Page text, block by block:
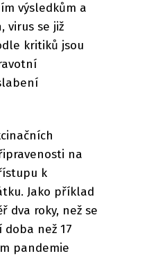
výsledkům a
virus se již
kritiků jsou
na
k
Jako příklad
dva roky, než se
než 17
pandemie